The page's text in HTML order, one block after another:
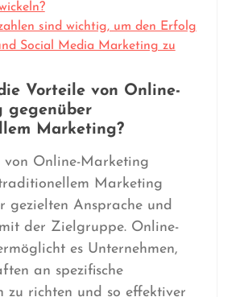
sind wichtig, um den Erfolg
Social Media Marketing zu
Vorteile von Online-
gegenüber
Marketing?
von Online-Marketing
Marketing
gezielten Ansprache und
der Zielgruppe. Online-
es Unternehmen,
an spezifische
zu richten und so effektiver